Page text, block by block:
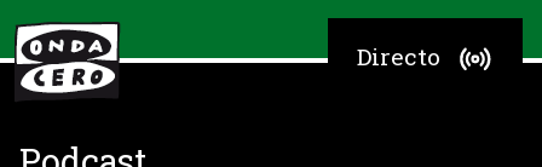
Directo